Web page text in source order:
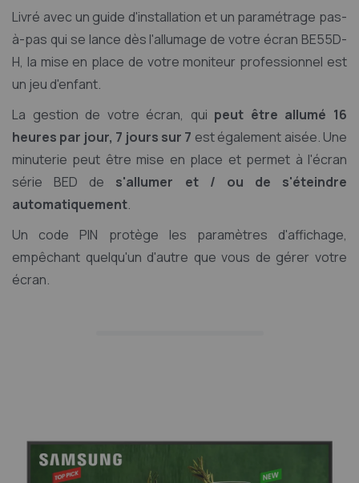
Livré avec un guide d'installation et un paramétrage pas-
à-pas qui se lance dès l'allumage de votre écran BE55D-
H, la mise en place de votre moniteur professionnel est
un jeu d'enfant.
La gestion de votre écran, qui peut être allumé 16
heures par jour, 7 jours sur 7 est également aisée. Une
minuterie peut être mise en place et permet à l'écran
série BED de s'allumer et / ou de s'éteindre
automatiquement.
Un code PIN protège les paramètres d'affichage,
empêchant quelqu'un d'autre que vous de gérer votre
écran.